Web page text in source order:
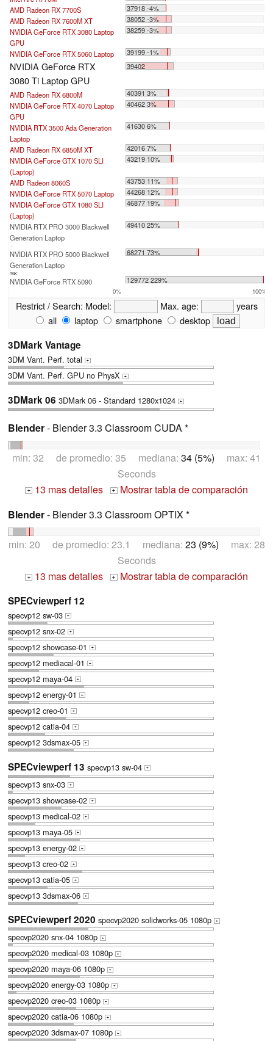
AMD Radeon RX 7700S
37918 -4%
AMD Radeon RX 7600M XT
38052 -3%
NVIDIA GeForce RTX 3080 Laptop
GPU
38259 -3%
NVIDIA GeForce RTX 5060 Laptop 39199 -1%
NVIDIA GeForce RTX
3080 Ti Laptop GPU
39402
AMD Radeon RX 6800M
40391 3%
NVIDIA GeForce RTX 4070 Laptop
GPU
40462 3%
NVIDIA RTX 3500 Ada Generation
Laptop
41630 6%
AMD Radeon RX 6850M XT
42016 7%
NVIDIA GeForce GTX 1070 SLI
(Laptop)
43219 10%
AMD Radeon 8060S
43753 11%
NVIDIA GeForce RTX 5070 Laptop
44268 12%
NVIDIA GeForce GTX 1080 SLI
(Laptop)
46877 19%
NVIDIA RTX PRO 3000 Blackwell
Generation Laptop
49410 25%
...
NVIDIA RTX PRO 5000 Blackwell
Generation Laptop
68271 73%
max:
NVIDIA GeForce RTX 5090 129772 229%
0% 100%
Restrict / Search: Model: Max. age:
years
all
laptop smartphone desktop
3DMark Vantage
3DM Vant. Perf. total +
3DM Vant. Perf. GPU no PhysX +
3DMark 06 3DMark 06 - Standard 1280x1024 +
Blender- Blender 3.3 Classroom CUDA *
min: 32 de promedio: 35 mediana: 34 (5%) max: 41
Seconds
+ 13 mas detalles + Mostrar tabla de comparación
Blender- Blender 3.3 Classroom OPTIX *
min: 20 de promedio: 23.1 mediana: 23 (9%) max: 28
Seconds
+ 13 mas detalles + Mostrar tabla de comparación
SPECviewperf 12
specvp12 sw-03 +
specvp12 snx-02 +
specvp12 showcase-01 +
specvp12 mediacal-01 +
specvp12 maya-04 +
specvp12 energy-01 +
specvp12 creo-01 +
specvp12 catia-04 +
specvp12 3dsmax-05 +
SPECviewperf 13 specvp13 sw-04 +
specvp13 snx-03 +
specvp13 showcase-02 +
specvp13 medical-02 +
specvp13 maya-05 +
specvp13 energy-02 +
specvp13 creo-02 +
specvp13 catia-05 +
specvp13 3dsmax-06 +
SPECviewperf 2020 specvp2020 solidworks-05 1080p +
specvp2020 snx-04 1080p +
specvp2020 medical-03 1080p +
specvp2020 maya-06 1080p +
specvp2020 energy-03 1080p +
specvp2020 creo-03 1080p +
specvp2020 catia-06 1080p +
specvp2020 3dsmax-07 1080p +